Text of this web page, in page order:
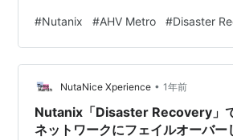
Witness VMのデプロイ 4. 自動フェイ
バリプランを作成 5. 仮想マシンの自
1.今回の環境 AOS: 7.3AHV: 10.3Prism
pc.7.3W…
#Nutanix #AHV Metro #Disaster
NutaNice Xperience • 1年前
Nutanix「Disaster Recovery」
ネットワークにフェイルオーバー